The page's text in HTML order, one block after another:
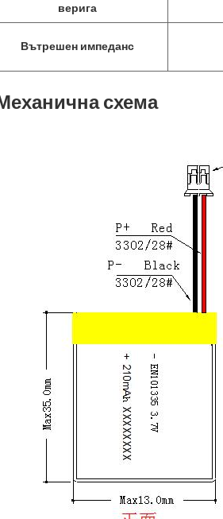
верига
Вътрешен импеданс
схема